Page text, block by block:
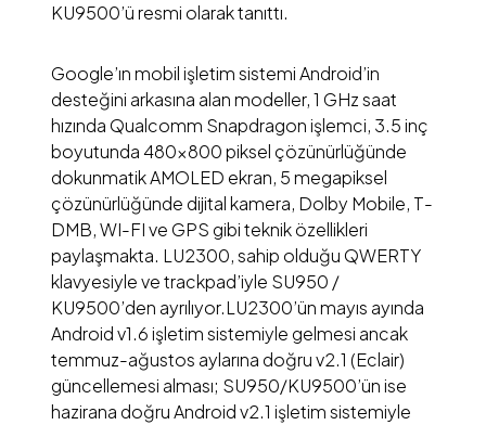
KU9500’ü resmi olarak tanıttı.
Google’ın mobil işletim sistemi Android’in
desteğini arkasına alan modeller, 1 GHz saat
hızında Qualcomm Snapdragon işlemci, 3.5 inç
boyutunda 480×800 piksel çözünürlüğünde
dokunmatik AMOLED ekran, 5 megapiksel
çözünürlüğünde dijital kamera, Dolby Mobile, T-
DMB, WI-FI ve GPS gibi teknik özellikleri
paylaşmakta. LU2300, sahip olduğu QWERTY
klavyesiyle ve trackpad’iyle SU950 /
KU9500’den ayrılıyor.LU2300’ün mayıs ayında
Android v1.6 işletim sistemiyle gelmesi ancak
temmuz-ağustos aylarına doğru v2.1 (Eclair)
güncellemesi alması; SU950/KU9500’ün ise
hazirana doğru Android v2.1 işletim sistemiyle